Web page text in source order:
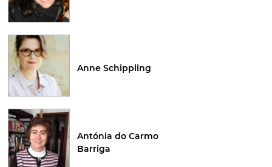
Anne Schippling
Antónia do Carmo
Barriga